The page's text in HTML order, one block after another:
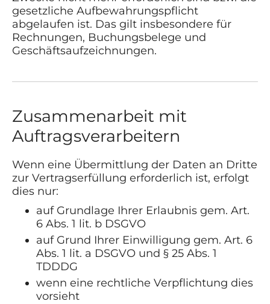
gesetzliche Aufbewahrungspflicht
abgelaufen ist. Das gilt insbesondere für
Rechnungen, Buchungsbelege und
Geschäftsaufzeichnungen.
Zusammenarbeit mit
Auftragsverarbeitern
Wenn eine Übermittlung der Daten an Dritte
zur Vertragserfüllung erforderlich ist, erfolgt
dies nur:
auf Grundlage Ihrer Erlaubnis gem. Art.
6 Abs. 1 lit. b DSGVO
auf Grund Ihrer Einwilligung gem. Art. 6
Abs. 1 lit. a DSGVO und § 25 Abs. 1
TDDDG
wenn eine rechtliche Verpflichtung dies
vorsieht